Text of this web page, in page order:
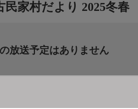
家村だより 2025冬春
放送予定はありません